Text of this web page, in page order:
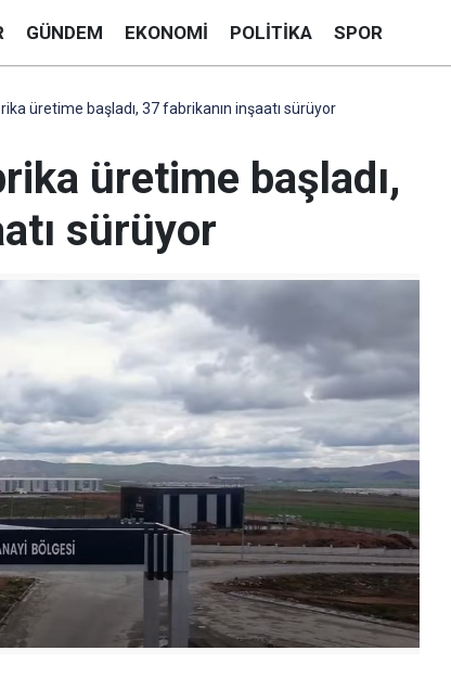
GÜNDEM EKONOMI POLITIKA SPOR
üretime başladı, 37 fabrikanın inşaatı sürüyor
üretime başladı,
sürüyor